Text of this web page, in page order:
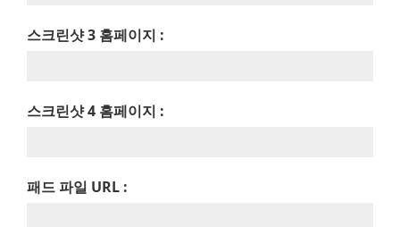
스크린샷 3 홈페이지 :
스크린샷 4 홈페이지 :
패드 파일 URL :